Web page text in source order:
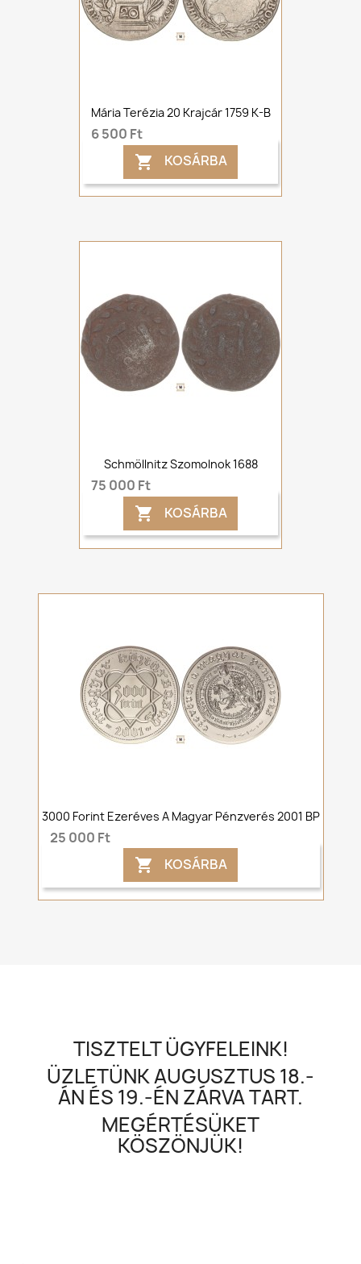
Mária Terézia 20 Krajcár 1759 K-B
6 500 Ft
 KOSÁRBA
Schmöllnitz Szomolnok 1688
75 000 Ft
 KOSÁRBA
3000 Forint Ezeréves A Magyar Pénzverés 2001 BP
25 000 Ft
 KOSÁRBA
TISZTELT ÜGYFELEINK!
ÜZLETÜNK AUGUSZTUS 18.-
ÁN ÉS 19.-ÉN ZÁRVA TART.
MEGÉRTÉSÜKET
KÖSZÖNJÜK!